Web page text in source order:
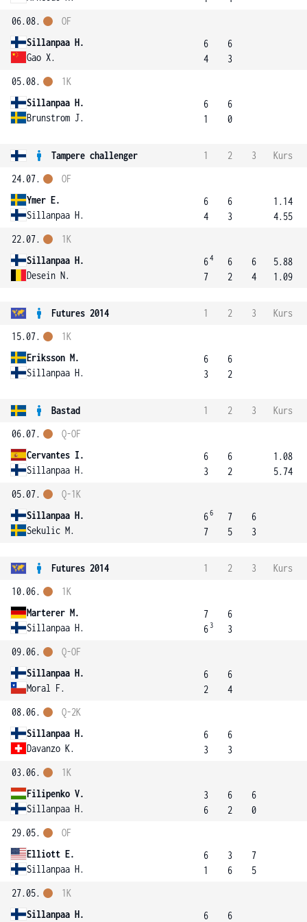
06.08.
Sillanpaa H.
Gao X.
OF
6
4
6
3
05.08.
Sillanpaa H.
Brunstrom J.
1K
6
1
6
0
Tampere challenger 1 2 3
Kurs
24.07.
Ymer E.
Sillanpaa H.
OF
6
4
6
3
1.14
4.55
22.07.
Sillanpaa H.
Desein N.
1K
64
7
6
2
6
4
5.88
1.09
Futures 2014 1 2 3
Kurs
15.07.
Eriksson M.
Sillanpaa H.
1K
6
3
6
2
Bastad 1 2 3
Kurs
06.07.
Cervantes I.
Sillanpaa H.
Q-OF
6
3
6
2
1.08
5.74
05.07.
Sillanpaa H.
Sekulic M.
Q-1K
66
7
7
5
6
3
Futures 2014 1 2 3
Kurs
10.06.
Marterer M.
Sillanpaa H.
1K
7
6 3
6
3
09.06.
Sillanpaa H.
Moral F.
Q-OF
6
2
6
4
08.06.
Sillanpaa H.
Davanzo K.
Q-2K
6
3
6
3
03.06.
Filipenko V.
Sillanpaa H.
1K
3
6
6
2
6
0
29.05.
Elliott E.
Sillanpaa H.
OF
6
1
3
6
7
5
27.05.
Sillanpaa H.
1K
6
6